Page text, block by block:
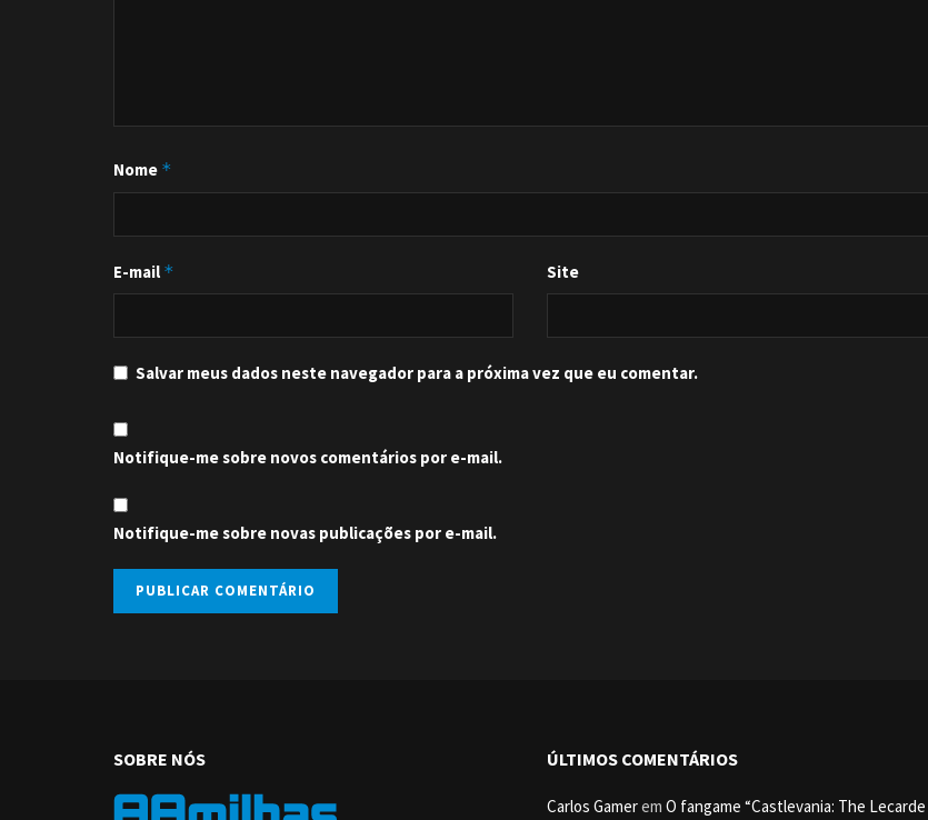
Nome *
E-mail * Site
Salvar meus dados neste navegador para a próxima vez que eu comentar.
Notifique-me sobre novos comentários por e-mail.
Notifique-me sobre novas publicações por e-mail.
SOBRE NÓS ÚLTIMOS COMENTÁRIOS
Carlos Gamerem O fangame “Castlevania: The Lecarde